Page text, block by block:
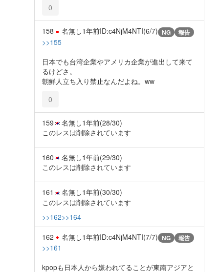
0
158 名無し1年前ID:c4NjM4NTI(6/7) NG 報告
>>155
日本でも台湾企業やアメリカ企業が進出して来て
るけどさ。
朝鮮人立ち入り禁止なんだよね。ww
0
159 名無し1年前(28/30)
このレスは削除されています
160 名無し1年前(29/30)
このレスは削除されています
161 名無し1年前(30/30)
このレスは削除されています
>>162>>164
162 名無し1年前ID:c4NjM4NTI(7/7) NG 報告
>>161
kpopも日本人から嫌われてることが東南アジアと